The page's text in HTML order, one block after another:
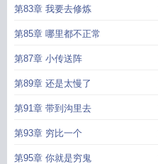
第83章 我要去修炼
第85章 哪里都不正常
第87章 小传送阵
第89章 还是太慢了
第91章 带到沟里去
第93章 穷比一个
第95章 你就是穷鬼